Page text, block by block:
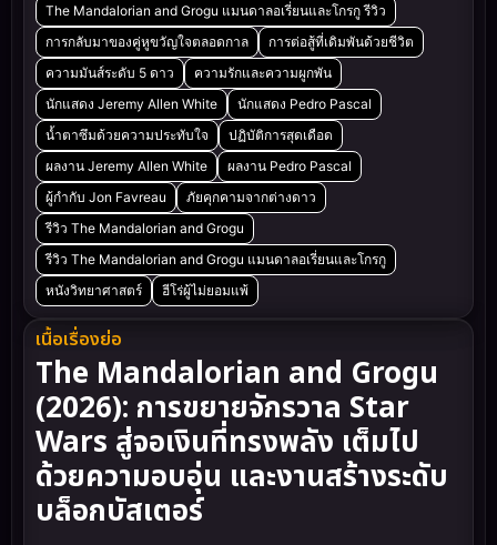
The Mandalorian and Grogu แมนดาลอเรี่ยนและโกรกู รีวิว
การกลับมาของคู่หูขวัญใจตลอดกาล
การต่อสู้ที่เดิมพันด้วยชีวิต
ความมันส์ระดับ 5 ดาว
ความรักและความผูกพัน
นักแสดง Jeremy Allen White
นักแสดง Pedro Pascal
น้ำตาซึมด้วยความประทับใจ
ปฏิบัติการสุดเดือด
ผลงาน Jeremy Allen White
ผลงาน Pedro Pascal
ผู้กำกับ Jon Favreau
ภัยคุกคามจากต่างดาว
รีวิว The Mandalorian and Grogu
รีวิว The Mandalorian and Grogu แมนดาลอเรี่ยนและโกรกู
หนังวิทยาศาสตร์
ฮีโร่ผู้ไม่ยอมแพ้
เนื้อเรื่องย่อ
The Mandalorian and Grogu
(2026): การขยายจักรวาล Star
Wars สู่จอเงินที่ทรงพลัง เต็มไป
ด้วยความอบอุ่น และงานสร้างระดับ
บล็อกบัสเตอร์